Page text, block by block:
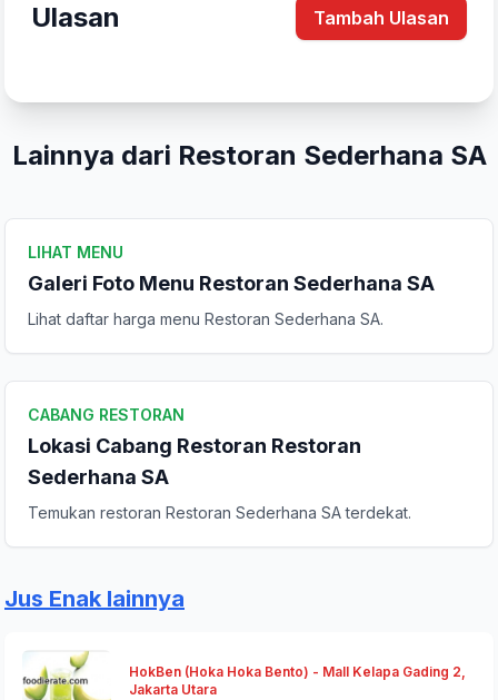
Ulasan Tambah Ulasan
Lainnya dari Restoran Sederhana SA
LIHAT MENU
Galeri Foto Menu Restoran Sederhana SA
Lihat daftar harga menu Restoran Sederhana SA.
CABANG RESTORAN
Lokasi Cabang Restoran Restoran
Sederhana SA
Temukan restoran Restoran Sederhana SA terdekat.
Jus Enak lainnya
HokBen (Hoka Hoka Bento) - Mall Kelapa Gading 2,
Jakarta Utara
Tulis Ulasan
Peringkat Anda
Komentar Anda
Kirim Ulasan